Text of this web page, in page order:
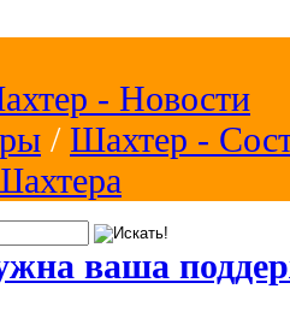
- Новости
/ Шахтер -
ваша